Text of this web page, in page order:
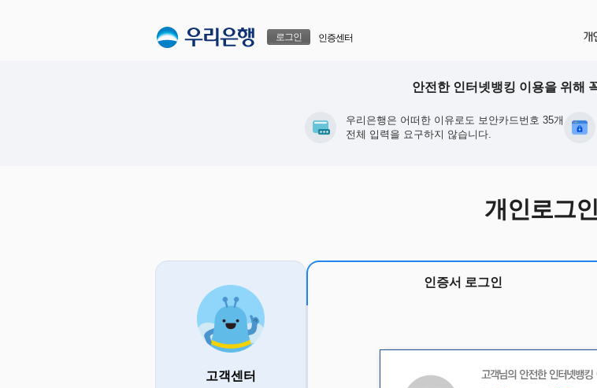
로그인 인증센터
안전한 인터넷뱅킹 이용을 위해
우리은행은 어떠한 이유로도 보안카드번호 35개
전체 입력을 요구하지 않습니다.
개인로그인
고객센터
인증서 로그인